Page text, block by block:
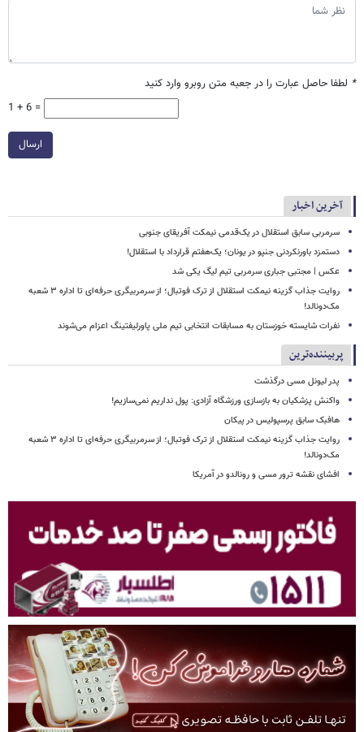
* لطفا حاصل عبارت را در جعبه متن روبرو وارد کنید
1 + 6 =
ارسال
آخرین اخبار
سرمربی سابق استقلال در یک‌قدمی نیمکت آفریقای جنوبی
دستمزد باورنکردنی جنپو در یونان؛ یک‌هفتم قرارداد با استقلال!
عکس | مجتبی جباری سرمربی تیم لیگ یکی شد
روایت جذاب گزینه نیمکت استقلال از ترک فوتبال؛ از سرمربیگری حرفه‌ای تا اداره ۳ شعبه
مک‌دونالد!
نفرات شایسته خوزستان به مسابقات انتخابی تیم ملی پاورلیفتینگ اعزام می‌شوند
پربیننده‌ترین
پدر لیونل مسی درگذشت
واکنش پزشکیان به بازسازی ورزشگاه آزادی: پول نداریم نمی‌سازیم!
هافبک سابق پرسپولیس در پیکان
روایت جذاب گزینه نیمکت استقلال از ترک فوتبال؛ از سرمربیگری حرفه‌ای تا اداره ۳ شعبه
مک‌دونالد!
افشای نقشه ترور مسی و رونالدو در آمریکا